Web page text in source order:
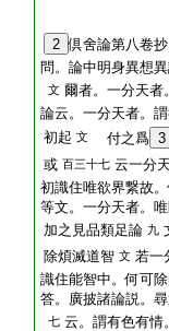
2 倶舍論第八卷抄
問。論中明身異想
文 爾者。一分天者
論云。一分天者。
初起 文 付之爲 3
或 百三十七 云一分
初識住唯欲界繋故
等文。一分天者。
加之見品類足論 九
除煩滅道智 文 若一
識住能智中。何可
答。廣披諸論説。
七 云。謂有色有情